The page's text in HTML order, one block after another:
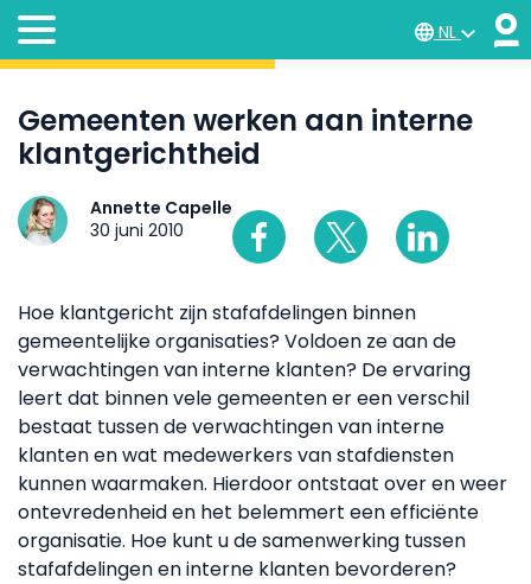
NL
Gemeenten werken aan interne
klantgerichtheid
Annette Capelle
30 juni 2010
Hoe klantgericht zijn stafafdelingen binnen
gemeentelijke organisaties? Voldoen ze aan de
verwachtingen van interne klanten? De ervaring
leert dat binnen vele gemeenten er een verschil
bestaat tussen de verwachtingen van interne
klanten en wat medewerkers van stafdiensten
kunnen waarmaken. Hierdoor ontstaat over en weer
ontevredenheid en het belemmert een efficiënte
organisatie. Hoe kunt u de samenwerking tussen
stafafdelingen en interne klanten bevorderen?